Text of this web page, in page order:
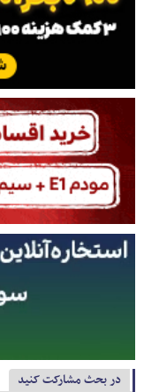
در بحث مشارکت کنید